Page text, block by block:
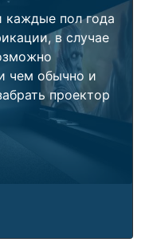
каждые пол года
в случае
чем обычно и
проектор